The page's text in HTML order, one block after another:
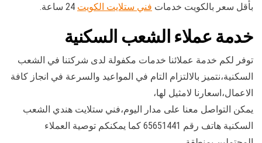
بأقل سعر بالكويت خدمات فني ستلايت الكويت
خدمة عملاء الشعب السكنية
توفر لكم خدمة عملائنا خدمات مكفولة لدى شركتنا في الشعب
السكنية،نتميز بالالتزام التام في المواعيد والسرعة في انجاز كافة
الاعمال،اسعارنا لامثيل لها،
يمكن التواصل معنا على مدار اليوم،فني ستلايت هندي الشعب
السكنية هاتف رقم 65651441 كما يمكنكم توصية العملاء